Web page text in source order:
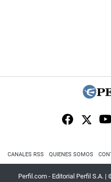
CANALES RSS QUIENES SOMOS
Perfil.com - Editorial Perfil S.A. |